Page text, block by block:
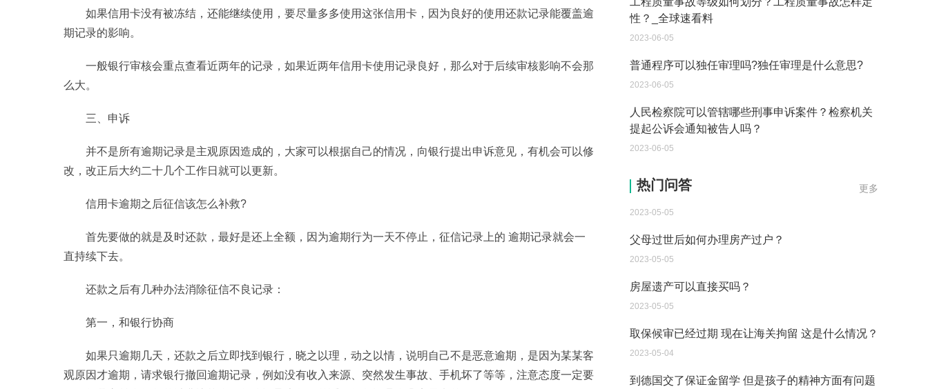
如果信用卡没有被冻结，还能继续使用，要尽量多多使用这张信用卡，因为良好的使用还款记录能覆盖逾
期记录的影响。
一般银行审核会重点查看近两年的记录，如果近两年信用卡使用记录良好，那么对于后续审核影响不会那
么大。
三、申诉
并不是所有逾期记录是主观原因造成的，大家可以根据自己的情况，向银行提出申诉意见，有机会可以修
改，改正后大约二十几个工作日就可以更新。
信用卡逾期之后征信该怎么补救?
首先要做的就是及时还款，最好是还上全额，因为逾期行为一天不停止，征信记录上的 逾期记录就会一
直持续下去。
还款之后有几种办法消除征信不良记录：
第一，和银行协商
如果只逾期几天，还款之后立即找到银行，晓之以理，动之以情，说明自己不是恶意逾期，是因为某某客
观原因才逾期，请求银行撤回逾期记录，例如没有收入来源、突然发生事故、手机坏了等等，注意态度一定要
性？_全球速看料
2023-06-05
普通程序可以独任审理吗?独任审理是什么意思?
2023-06-05
人民检察院可以管辖哪些刑事申诉案件？检察机关
提起公诉会通知被告人吗？
2023-06-05
更多
热门问答
继承遗产的份额怎么分配？
2023-05-05
2023-05-05
2023-05-04
保证金可以拿回来吗？